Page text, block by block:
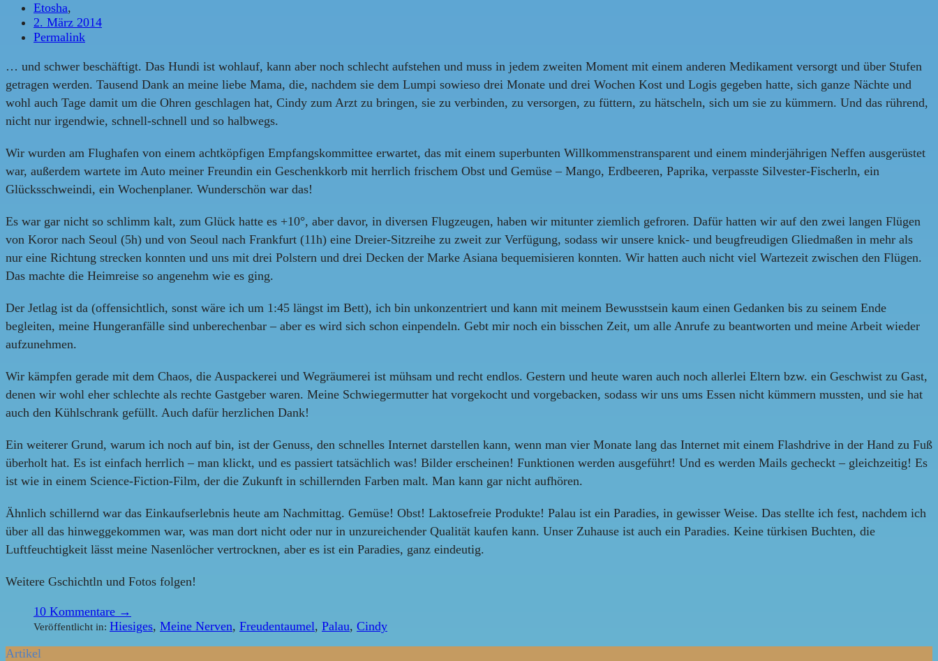
Etosha,
2. März 2014
Permalink
… und schwer beschäftigt. Das Hundi ist wohlauf, kann aber noch schlecht aufstehen und muss in jedem zweiten Moment mit einem anderen Medikament versorgt und über Stufen
getragen werden. Tausend Dank an meine liebe Mama, die, nachdem sie dem Lumpi sowieso drei Monate und drei Wochen Kost und Logis gegeben hatte, sich ganze Nächte und
wohl auch Tage damit um die Ohren geschlagen hat, Cindy zum Arzt zu bringen, sie zu verbinden, zu versorgen, zu füttern, zu hätscheln, sich um sie zu kümmern. Und das rührend,
nicht nur irgendwie, schnell-schnell und so halbwegs.
Wir wurden am Flughafen von einem achtköpfigen Empfangskommittee erwartet, das mit einem superbunten Willkommenstransparent und einem minderjährigen Neffen ausgerüstet
war, außerdem wartete im Auto meiner Freundin ein Geschenkkorb mit herrlich frischem Obst und Gemüse – Mango, Erdbeeren, Paprika, verpasste Silvester-Fischerln, ein
Glücksschweindi, ein Wochenplaner. Wunderschön war das!
Es war gar nicht so schlimm kalt, zum Glück hatte es +10°, aber davor, in diversen Flugzeugen, haben wir mitunter ziemlich gefroren. Dafür hatten wir auf den zwei langen Flügen
von Koror nach Seoul (5h) und von Seoul nach Frankfurt (11h) eine Dreier-Sitzreihe zu zweit zur Verfügung, sodass wir unsere knick- und beugfreudigen Gliedmaßen in mehr als
nur eine Richtung strecken konnten und uns mit drei Polstern und drei Decken der Marke Asiana bequemisieren konnten. Wir hatten auch nicht viel Wartezeit zwischen den Flügen.
Das machte die Heimreise so angenehm wie es ging.
Der Jetlag ist da (offensichtlich, sonst wäre ich um 1:45 längst im Bett), ich bin unkonzentriert und kann mit meinem Bewusstsein kaum einen Gedanken bis zu seinem Ende
begleiten, meine Hungeranfälle sind unberechenbar – aber es wird sich schon einpendeln. Gebt mir noch ein bisschen Zeit, um alle Anrufe zu beantworten und meine Arbeit wieder
aufzunehmen.
Wir kämpfen gerade mit dem Chaos, die Auspackerei und Wegräumerei ist mühsam und recht endlos. Gestern und heute waren auch noch allerlei Eltern bzw. ein Geschwist zu Gast,
denen wir wohl eher schlechte als rechte Gastgeber waren. Meine Schwiegermutter hat vorgekocht und vorgebacken, sodass wir uns ums Essen nicht kümmern mussten, und sie hat
auch den Kühlschrank gefüllt. Auch dafür herzlichen Dank!
Ein weiterer Grund, warum ich noch auf bin, ist der Genuss, den schnelles Internet darstellen kann, wenn man vier Monate lang das Internet mit einem Flashdrive in der Hand zu Fuß
überholt hat. Es ist einfach herrlich – man klickt, und es passiert tatsächlich was! Bilder erscheinen! Funktionen werden ausgeführt! Und es werden Mails gecheckt – gleichzeitig! Es
ist wie in einem Science-Fiction-Film, der die Zukunft in schillernden Farben malt. Man kann gar nicht aufhören.
Ähnlich schillernd war das Einkaufserlebnis heute am Nachmittag. Gemüse! Obst! Laktosefreie Produkte! Palau ist ein Paradies, in gewisser Weise. Das stellte ich fest, nachdem ich
über all das hinweggekommen war, was man dort nicht oder nur in unzureichender Qualität kaufen kann. Unser Zuhause ist auch ein Paradies. Keine türkisen Buchten, die
Luftfeuchtigkeit lässt meine Nasenlöcher vertrocknen, aber es ist ein Paradies, ganz eindeutig.
Weitere Gschichtln und Fotos folgen!
10 Kommentare →
Veröffentlicht in: Hiesiges, Meine Nerven, Freudentaumel, Palau, Cindy
Artikel